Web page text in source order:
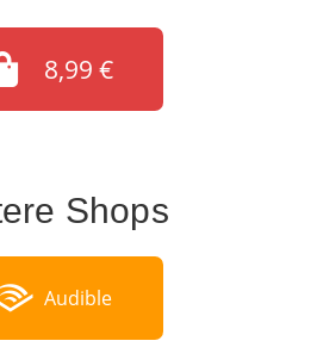
8,99 €
Shops
Audible